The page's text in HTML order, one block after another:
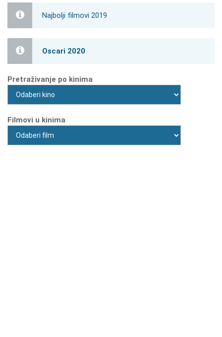
Najbolji filmovi 2019
Oscari 2020
Pretraživanje po kinima
Filmovi u kinima